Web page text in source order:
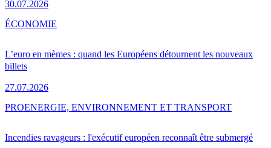
30.07.2026
L’euro en mèmes : quand les Européens détournent les nouveaux
billets
27.07.2026
ÉCONOMIE
Incendies ravageurs : l'exécutif européen reconnaît être submergé
PROENERGIE, ENVIRONNEMENT ET TRANSPORT